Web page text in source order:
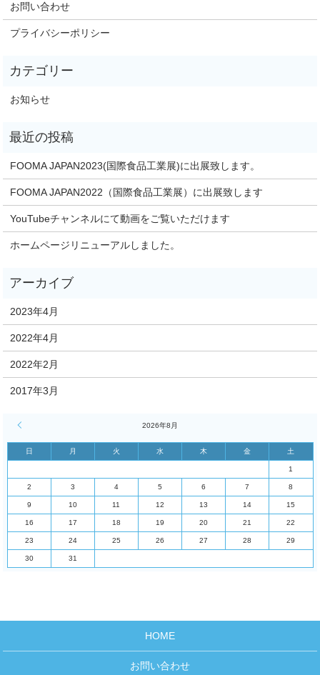
お問い合わせ
プライバシーポリシー
お知らせ
FOOMA JAPAN2023(国際食品工業展)に出展致します。
FOOMA JAPAN2022（国際食品工業展）に出展致します
YouTubeチャンネルにて動画をご覧いただけます
ホームページリニューアルしました。
2023年4月
2022年4月
2022年2月
2017年3月
2026年8月
日 月 火 水 木 金 土
1
2 3 4 5 6 7 8
9 10 11 12 13 14 15
16 17 18 19 20 21 22
23 24 25 26 27 28 29
30 31
HOME
お問い合わせ